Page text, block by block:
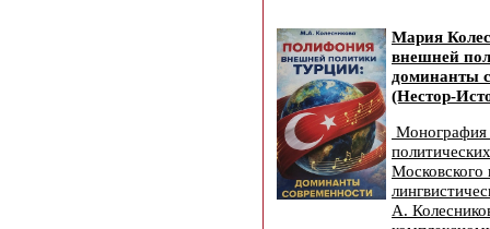
Мария
внешней
доминанты
(Нестор-
Монография
Московского
А.